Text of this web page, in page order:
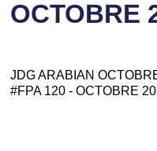
OCTOBRE
JDG ARABIAN
#FPA 120 - OCTOBRE